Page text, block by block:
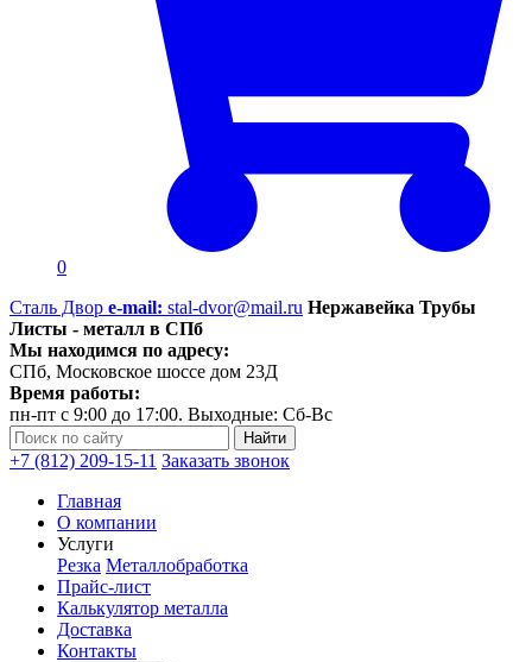
0
Сталь Двор e-mail: stal-dvor@mail.ru Нержавейка Трубы
Листы - металл в СПб
Мы находимся по адресу:
СПб, Московское шоссе дом 23Д
Время работы:
пн-пт с 9:00 до 17:00. Выходные: Сб-Вс
+7 (812) 209-15-11 Заказать звонок
Главная
О компании
Услуги
Резка Металлобработка
Прайс-лист
Калькулятор металла
Доставка
Контакты